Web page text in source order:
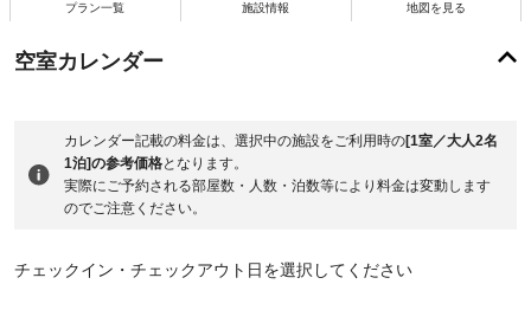
プラン一覧 施設情報 地図を見る
空室カレンダー
カレンダー記載の料金は、選択中の施設をご利用時の[1室／大人2名
1泊]の参考価格となります。
実際にご予約される部屋数・人数・泊数等により料金は変動します
のでご注意ください。
チェックイン・チェックアウト日を選択してください